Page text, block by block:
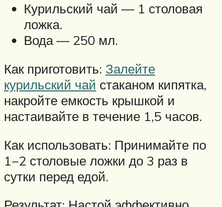
Курильский чай — 1 столовая
ложка.
Вода — 250 мл.
Как приготовить: Залейте
курильский чай стаканом кипятка,
накройте емкость крышкой и
настаивайте в течение 1,5 часов.
Как использовать: Принимайте по
1−2 столовые ложки до 3 раз в
сутки перед едой.